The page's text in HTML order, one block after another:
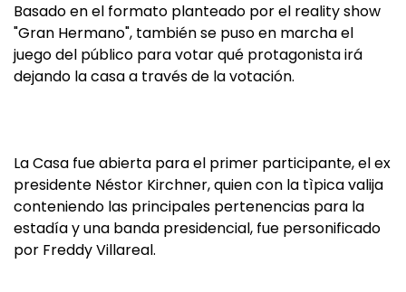
Basado en el formato planteado por el reality show
"Gran Hermano", también se puso en marcha el
juego del público para votar qué protagonista irá
dejando la casa a través de la votación.
La Casa fue abierta para el primer participante, el ex
presidente Néstor Kirchner, quien con la tìpica valija
conteniendo las principales pertenencias para la
estadía y una banda presidencial, fue personificado
por Freddy Villareal.